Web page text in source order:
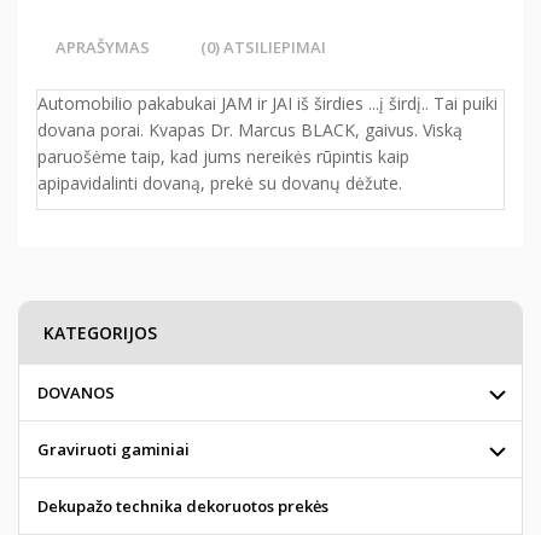
APRAŠYMAS (0) ATSILIEPIMAI
Automobilio pakabukai JAM ir JAI iš širdies ...į širdį.. Tai puiki
dovana porai. Kvapas Dr. Marcus BLACK, gaivus. Viską
paruošėme taip, kad jums nereikės rūpintis kaip
apipavidalinti dovaną, prekė su dovanų dėžute.
KATEGORIJOS
DOVANOS
Graviruoti gaminiai
Dekupažo technika dekoruotos prekės